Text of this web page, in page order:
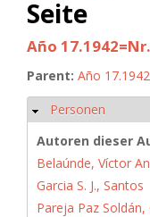
Seite
Año
Parent: Año
Ausblenden
Personen
Autoren dieser
Belaúnde, Víctor
Garcia S. J., Santos
Pareja Paz Soldán,